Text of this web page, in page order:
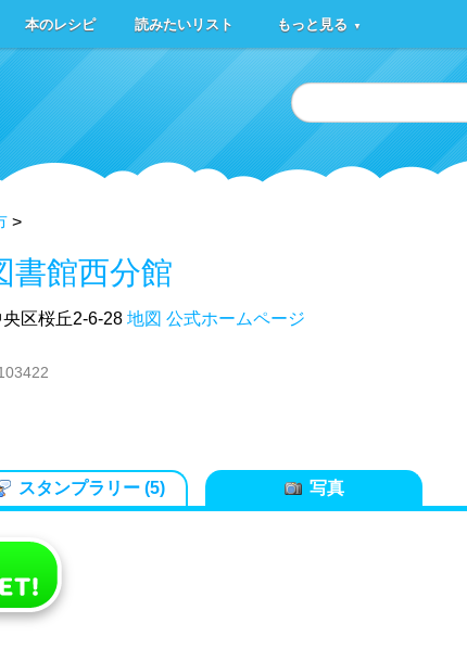
本のレシピ 読みたいリスト もっと見る ▼
>
書館西分館
区桜丘2-6-28 地図 公式ホームページ
スタンプラリー (5) 写真